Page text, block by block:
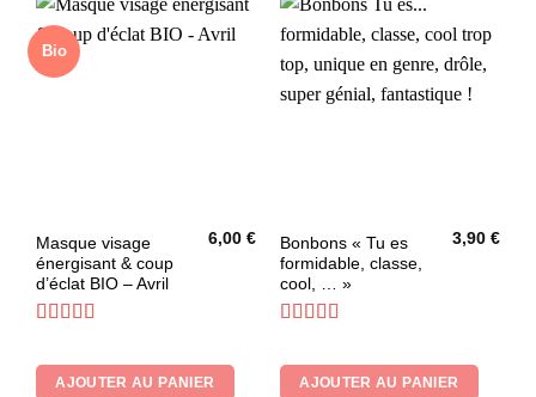
choisies
sur
la
Bio
Masque visage
énergisant & coup
d’éclat BIO – Avril
6,00€
AJOUTER AU PANIER
Bonbons « Tu es
formidable, classe,
cool, … »
3,90€
AJOUTER AU PANIER